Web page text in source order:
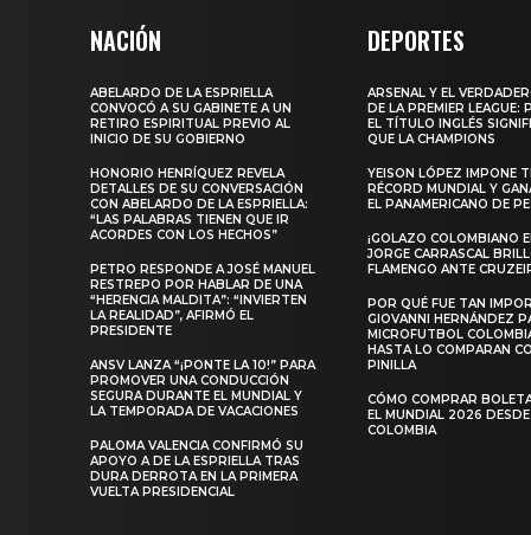
NACIÓN
ABELARDO DE LA ESPRIELLA
CONVOCÓ A SU GABINETE A UN
RETIRO ESPIRITUAL PREVIO AL
INICIO DE SU GOBIERNO
HONORIO HENRÍQUEZ REVELA
DETALLES DE SU CONVERSACIÓN
CON ABELARDO DE LA ESPRIELLA:
“LAS PALABRAS TIENEN QUE IR
ACORDES CON LOS HECHOS”
PETRO RESPONDE A JOSÉ MANUEL
RESTREPO POR HABLAR DE UNA
“HERENCIA MALDITA”: “INVIERTEN
LA REALIDAD”, AFIRMÓ EL
PRESIDENTE
ANSV LANZA “¡PONTE LA 10!” PARA
PROMOVER UNA CONDUCCIÓN
SEGURA DURANTE EL MUNDIAL Y
LA TEMPORADA DE VACACIONES
PALOMA VALENCIA CONFIRMÓ SU
APOYO A DE LA ESPRIELLA TRAS
DURA DERROTA EN LA PRIMERA
VUELTA PRESIDENCIAL
DEPORTES
ARSENAL Y EL
DE LA PREMIER LEAGUE:
EL TÍTULO INGLÉS
QUE LA CHAMPIONS
YEISON LÓPEZ IMPONE
RÉCORD MUNDIAL Y
EL PANAMERICANO DE
¡GOLAZO COLOMBIANO
JORGE CARRASCAL
FLAMENGO ANTE
POR QUÉ FUE TAN
GIOVANNI HERNÁNDEZ
MICROFUTBOL
HASTA LO COMPARAN
PINILLA
CÓMO COMPRAR
EL MUNDIAL 2026 DESDE
COLOMBIA